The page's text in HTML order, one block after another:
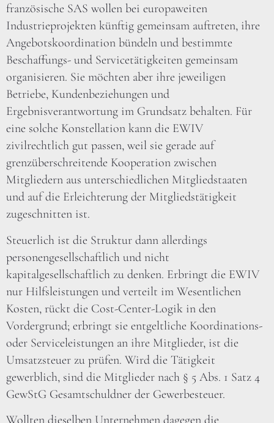
französische SAS wollen bei europaweiten
Industrieprojekten künftig gemeinsam auftreten, ihre
Angebotskoordination bündeln und bestimmte
Beschaffungs- und Servicetätigkeiten gemeinsam
organisieren. Sie möchten aber ihre jeweiligen
Betriebe, Kundenbeziehungen und
Ergebnisverantwortung im Grundsatz behalten. Für
eine solche Konstellation kann die EWIV
zivilrechtlich gut passen, weil sie gerade auf
grenzüberschreitende Kooperation zwischen
Mitgliedern aus unterschiedlichen Mitgliedstaaten
und auf die Erleichterung der Mitgliedstätigkeit
zugeschnitten ist.
Steuerlich ist die Struktur dann allerdings
personengesellschaftlich und nicht
kapitalgesellschaftlich zu denken. Erbringt die EWIV
nur Hilfsleistungen und verteilt im Wesentlichen
Kosten, rückt die Cost-Center-Logik in den
Vordergrund; erbringt sie entgeltliche Koordinations-
oder Serviceleistungen an ihre Mitglieder, ist die
Umsatzsteuer zu prüfen. Wird die Tätigkeit
gewerblich, sind die Mitglieder nach § 5 Abs. 1 Satz 4
GewStG Gesamtschuldner der Gewerbesteuer.
Wollten dieselben Unternehmen dagegen die